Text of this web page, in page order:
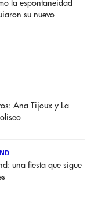
la espontaneidad
su nuevo
Ana Tijoux y La
una fiesta que sigue